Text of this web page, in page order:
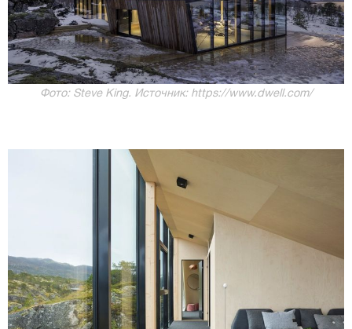
Фото: Steve King. Источник: https://www.dwell.com/